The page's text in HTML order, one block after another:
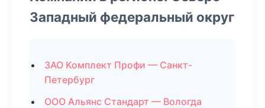
Западный федеральный округ
ЗАО Комплект Профи — Санкт-
Петербург
ООО Альянс Стандарт — Вологда